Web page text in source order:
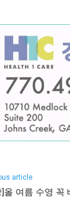
article
]올 여름 수영 꼭